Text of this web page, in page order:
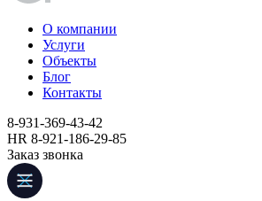
О компании
Услуги
Объекты
Блог
Контакты
8-931-369-43-42
HR 8-921-186-29-85
Заказ звонка